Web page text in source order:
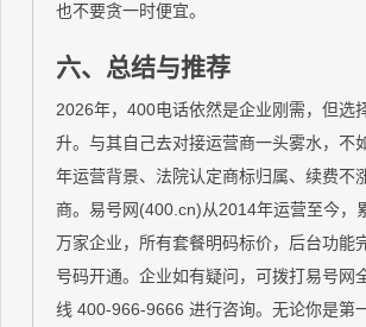
也不要贪一时便宜。
六、总结与推荐
2026年，400电话依然是企业刚需，但选
升。与其自己去对接运营商一头雾水，不
年运营背景、法院认定商标归属、续费不
商。易号网(400.cn)从2014年运营至今，
万家企业，所有套餐明码标价，后台功能
号码开通。企业如有疑问，可拨打易号网
线 400-966-9666 进行咨询。无论你是第